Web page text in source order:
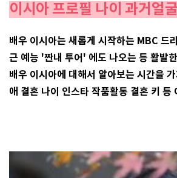
이시아 프로필 나이 과거얼
배우 이시아는 새롭게 시작하는 MBC
근 예능 '짠내 투어' 에도 나오는 등 활발
배우 이시아에 대해서 알아보는 시간을
애 결혼 나이 인스타 작품활동 결혼 키